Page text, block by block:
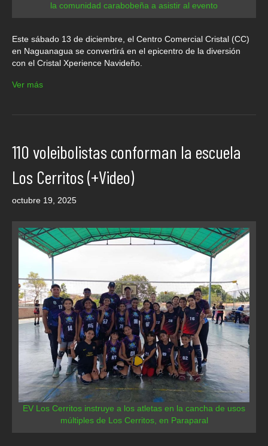
la comunidad carabobeña a asistir al evento
Este sábado 13 de diciembre, el Centro Comercial Cristal (CC)
en Naguanagua se convertirá en el epicentro de la diversión
con el Cristal Xperience Navideño.
Ver más
110 voleibolistas conforman la escuela
Los Cerritos (+Video)
octubre 19, 2025
EV Los Cerritos instruye a los atletas en la cancha de usos
múltiples de Los Cerritos, en Paraparal